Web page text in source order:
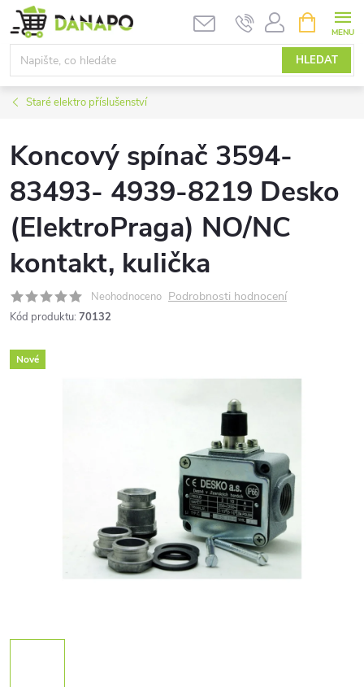
Přejít
na
obsah
HLEDAT
NÁKUPNÍ
KOŠÍK
Staré elektro příslušenství
Koncový spínač 3594-
83493- 4939-8219 Desko
(ElektroPraga) NO/NC
kontakt, kulička
Neohodnoceno Podrobnosti hodnocení
Kód produktu: 70132
Nové